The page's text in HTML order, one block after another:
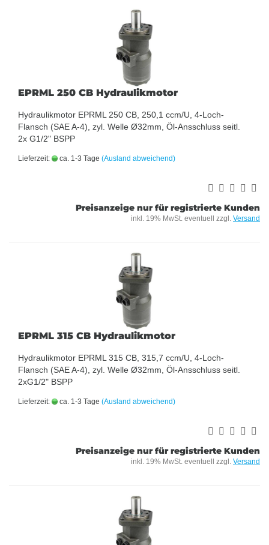
EPRML 250 CB Hydraulikmotor
Hydraulikmotor EPRML 250 CB, 250,1 ccm/U, 4-Loch-
Flansch (SAE A-4), zyl. Welle Ø32mm, Öl-Ansschluss seitl.
2x G1/2" BSPP
Lieferzeit: ca. 1-3 Tage (Ausland abweichend)
Preisanzeige nur für registrierte Kunden
inkl. 19% MwSt. eventuell zzgl. Versand
EPRML 315 CB Hydraulikmotor
Hydraulikmotor EPRML 315 CB, 315,7 ccm/U, 4-Loch-
Flansch (SAE A-4), zyl. Welle Ø32mm, Öl-Ansschluss seitl.
2xG1/2" BSPP
Lieferzeit: ca. 1-3 Tage (Ausland abweichend)
Preisanzeige nur für registrierte Kunden
inkl. 19% MwSt. eventuell zzgl. Versand